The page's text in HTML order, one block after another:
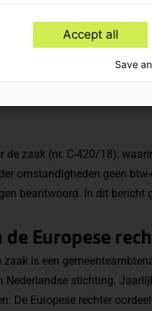
Nationaal
de zaak (nr. C-420/18),
omstandigheden geen
beantwoord. In dit
Europese
zaak is een
Nederlandse stichting.
De Europese rechter
Accept all
Save